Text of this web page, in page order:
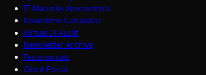
IT Maturity Assessment
Downtime Calculator
Virtual IT Audit
Newsletter Archive
Testimonials
Client Portal